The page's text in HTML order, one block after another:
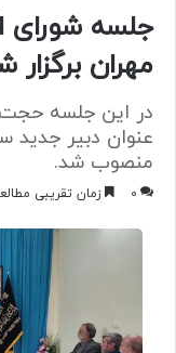
جلسه شورای
مهران برگزار
در این جلسه
عنوان دبیر جدید
منصوب شد.
0 زمان تقریبی مطالعه 2